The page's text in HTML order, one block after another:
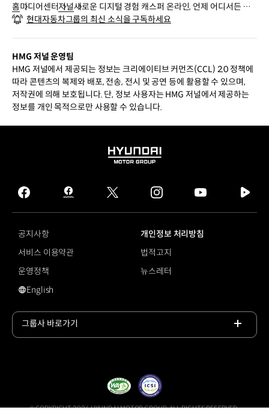
홈미디어센터저널새로운 디지털 경험 캐스퍼 온라인, 언제 어디서든 내
마음대로 캐스퍼를 내 것으로
현대자동차그룹의 최신 소식을 구독하세요
HMG 저널 운영팀
HMG 저널에서 제공되는 정보는 크리에이티브 커먼즈(CCL) 2.0 정책에
따라 콘텐츠의 복제와 배포, 전송, 전시 및 공연 등에 활용할 수 있으며,
저작권에 의해 보호됩니다. 단, 정보 사용자는 HMG 저널에서 제공하는
정보를 개인 목적으로만 사용할 수 있습니다.
HYUNDAI
GROUP
facebook
hmg
journal
twitter instagram
tv
공지사항
개인정보 처리방침
서비스 이용약관
법적고지
운영정책
뉴스레터
영문 사이트로 이동
English
그룹사 바로가기
© COPYRIGHT 2026 HYUNDAI MOTOR GROUP, ALL RIGHTS RESERVED.